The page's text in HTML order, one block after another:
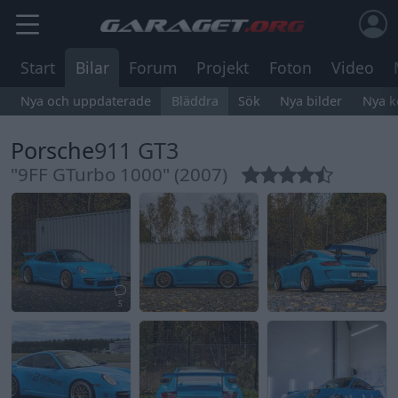
Start Bilar Forum Projekt Foton Video
Nya och uppdaterade Bläddra Sök Nya bilder Nya
Porsche911 GT3
"9FF GTurbo 1000" (2007)
5